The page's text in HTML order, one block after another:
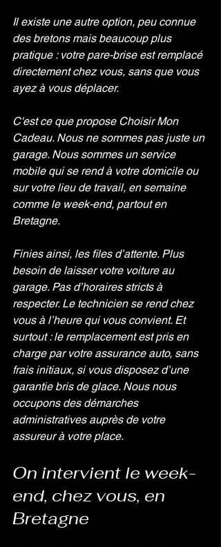
Il existe une autre option, peu connue
des bretons mais beaucoup plus
pratique : votre pare-brise est remplacé
directement chez vous, sans que vous
ayez à vous déplacer.
C'est ce que propose Choisir Mon
Cadeau. Nous ne sommes pas juste un
garage. Nous sommes un service
mobile qui se rend à votre domicile ou
sur votre lieu de travail, en semaine
comme le week-end, partout en
Bretagne.
Finies ainsi, les files d’attente. Plus
besoin de laisser votre voiture au
garage. Pas d’horaires stricts à
respecter. Le technicien se rend chez
vous à l’heure qui vous convient. Et
surtout : le remplacement est pris en
charge par votre assurance auto, sans
frais initiaux, si vous disposez d’une
garantie bris de glace. Nous nous
occupons des démarches
administratives auprès de votre
assureur à votre place.
On intervient le week-
end, chez vous, en
Bretagne